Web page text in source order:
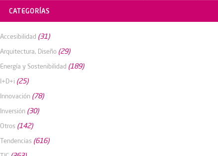
CATEGORÍAS
Accesibilidad (31)
Arquitectura, Diseño (29)
Energía y Sostenibilidad (189)
I+D+i (25)
Innovación (78)
Inversión (30)
Otros (142)
Tendencias (616)